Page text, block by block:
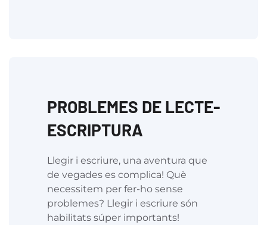
PROBLEMES DE LECTE-
ESCRIPTURA
Llegir i escriure, una aventura que
de vegades es complica! Què
necessitem per fer-ho sense
problemes? Llegir i escriure són
habilitats súper importants!